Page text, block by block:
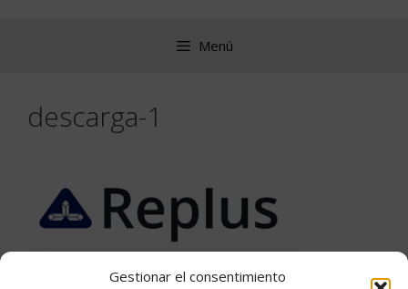
Gestionar el consentimiento
Menú
descarga-1